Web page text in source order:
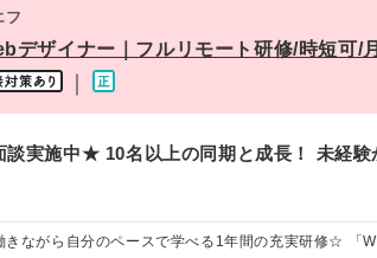
フ
デザイナー｜フルリモート研修/時短可/
実施中★ 10名以上の同期と成長！ 未経験
ながら⾃分のペースで学べる1年間の充実研修☆ 「